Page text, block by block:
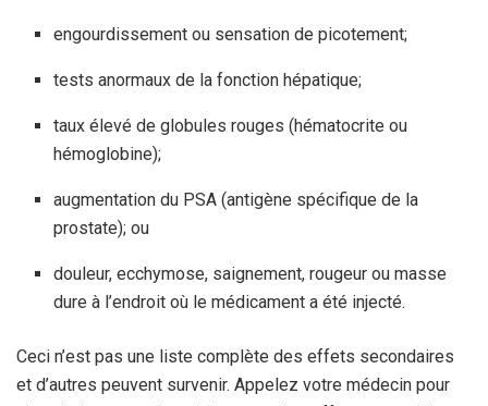
engourdissement ou sensation de picotement;
tests anormaux de la fonction hépatique;
taux élevé de globules rouges (hématocrite ou
hémoglobine);
augmentation du PSA (antigène spécifique de la
prostate); ou
douleur, ecchymose, saignement, rougeur ou masse
dure à l’endroit où le médicament a été injecté.
Ceci n’est pas une liste complète des effets secondaires
et d’autres peuvent survenir. Appelez votre médecin pour